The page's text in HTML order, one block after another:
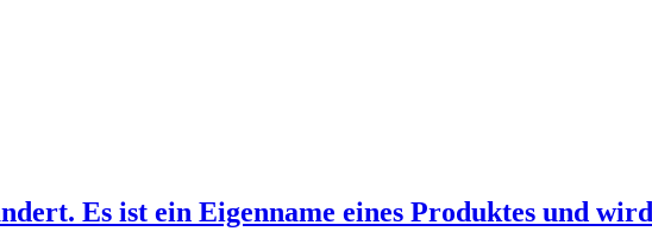
Es ist ein Eigenname eines Produktes und